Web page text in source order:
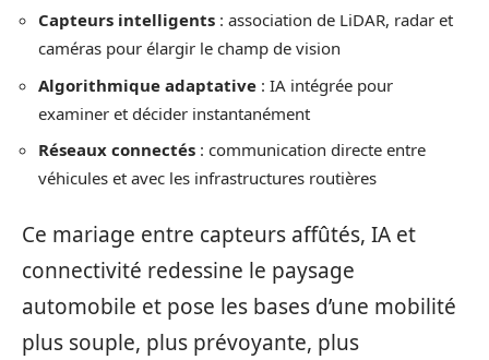
Capteurs intelligents : association de LiDAR, radar et
caméras pour élargir le champ de vision
Algorithmique adaptative : IA intégrée pour
examiner et décider instantanément
Réseaux connectés : communication directe entre
véhicules et avec les infrastructures routières
Ce mariage entre capteurs affûtés, IA et
connectivité redessine le paysage
automobile et pose les bases d’une mobilité
plus souple, plus prévoyante, plus